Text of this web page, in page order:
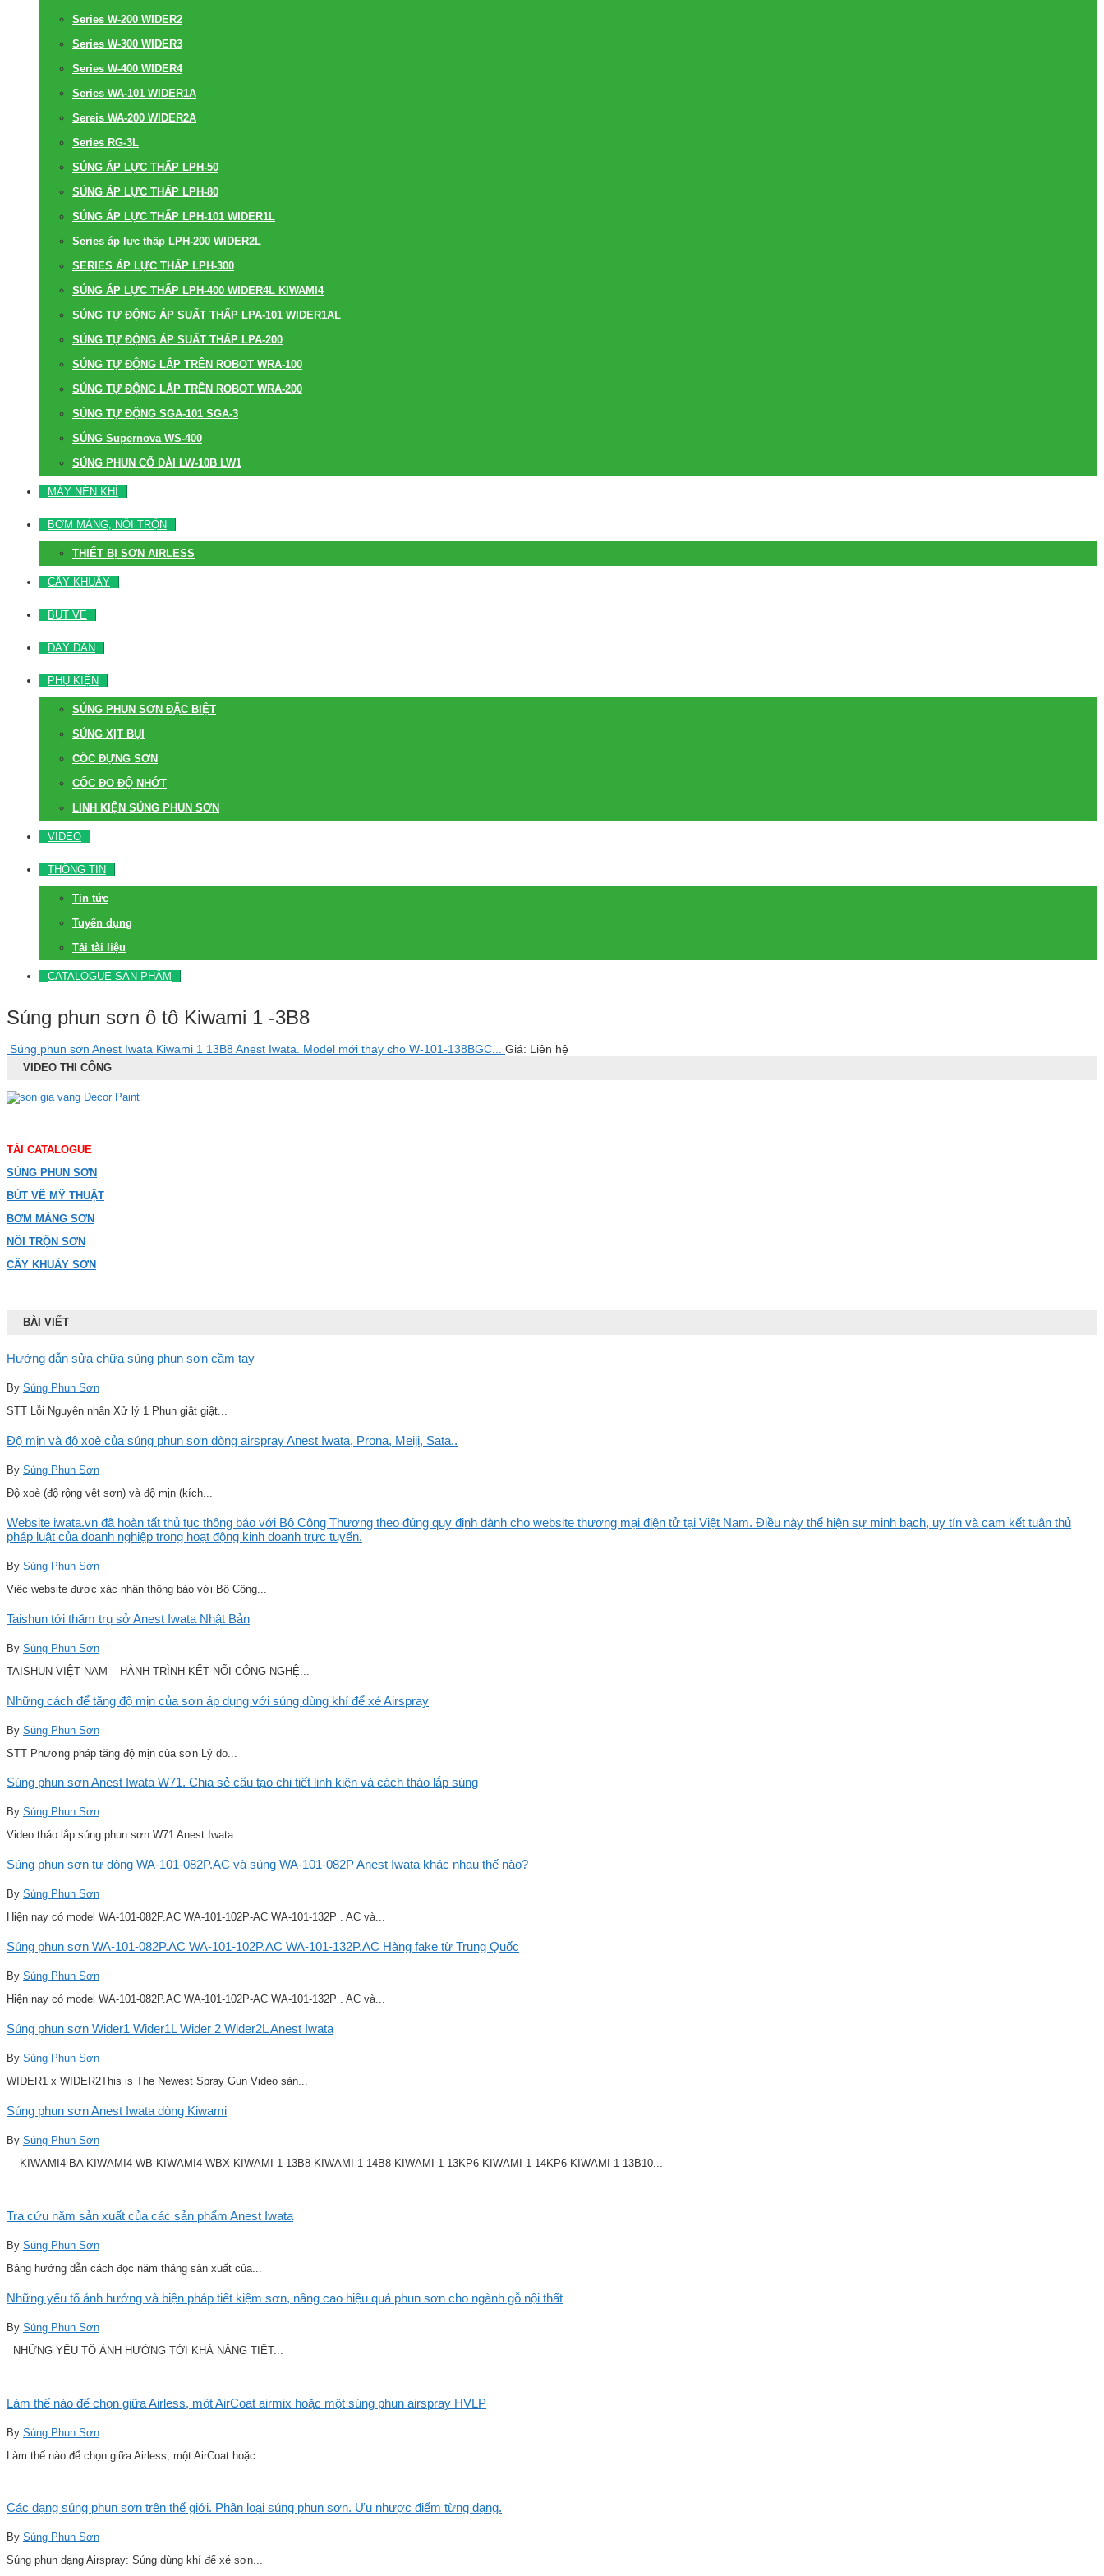
Series W-200 WIDER2
Series W-300 WIDER3
Series W-400 WIDER4
Series WA-101 WIDER1A
Sereis WA-200 WIDER2A
Series RG-3L
SÚNG ÁP LỰC THẤP LPH-50
SÚNG ÁP LỰC THẤP LPH-80
SÚNG ÁP LỰC THẤP LPH-101 WIDER1L
Series áp lực thấp LPH-200 WIDER2L
SERIES ÁP LỰC THẤP LPH-300
SÚNG ÁP LỰC THẤP LPH-400 WIDER4L KIWAMI4
SÚNG TỰ ĐỘNG ÁP SUẤT THẤP LPA-101 WIDER1AL
SÚNG TỰ ĐỘNG ÁP SUẤT THẤP LPA-200
SÚNG TỰ ĐỘNG LẮP TRÊN ROBOT WRA-100
SÚNG TỰ ĐỘNG LẮP TRÊN ROBOT WRA-200
SÚNG TỰ ĐỘNG SGA-101 SGA-3
SÚNG Supernova WS-400
SÚNG PHUN CỔ DÀI LW-10B LW1
MÁY NÉN KHÍ
BƠM MÀNG, NỒI TRỘN
THIẾT BỊ SƠN AIRLESS
CÂY KHUẤY
BÚT VẼ
DÂY DẪN
PHỤ KIỆN
SÚNG PHUN SƠN ĐẶC BIỆT
SÚNG XỊT BỤI
CỐC ĐỰNG SƠN
CỐC ĐO ĐỘ NHỚT
LINH KIỆN SÚNG PHUN SƠN
VIDEO
THÔNG TIN
Tin tức
Tuyển dụng
Tải tài liệu
CATALOGUE SẢN PHẨM
Súng phun sơn ô tô Kiwami 1 -3B8
Súng phun sơn Anest Iwata Kiwami 1 13B8 Anest Iwata. Model mới thay cho W-101-138BGC... Giá: Liên hệ
VIDEO THI CÔNG
TẢI CATALOGUE
SÚNG PHUN SƠN
BÚT VẼ MỸ THUẬT
BƠM MÀNG SƠN
NỒI TRỘN SƠN
CÂY KHUẤY SƠN
BÀI VIẾT
Hướng dẫn sửa chữa súng phun sơn cầm tay
By Súng Phun Sơn
STT Lỗi Nguyên nhân Xử lý 1 Phun giật giật...
Độ mịn và độ xoè của súng phun sơn dòng airspray Anest Iwata, Prona, Meiji, Sata..
By Súng Phun Sơn
Độ xoè (độ rộng vệt sơn) và độ mịn (kích...
Website iwata.vn đã hoàn tất thủ tục thông báo với Bộ Công Thương theo đúng quy định dành cho website thương mại điện tử tại Việt Nam. Điều này thể hiện sự minh bạch, uy tín và cam kết tuân thủ
pháp luật của doanh nghiệp trong hoạt động kinh doanh trực tuyến.
By Súng Phun Sơn
Việc website được xác nhận thông báo với Bộ Công...
Taishun tới thăm trụ sở Anest Iwata Nhật Bản
By Súng Phun Sơn
TAISHUN VIỆT NAM – HÀNH TRÌNH KẾT NỐI CÔNG NGHỆ...
Những cách để tăng độ mịn của sơn áp dụng với súng dùng khí để xé Airspray
By Súng Phun Sơn
STT Phương pháp tăng độ mịn của sơn Lý do...
Súng phun sơn Anest Iwata W71. Chia sẻ cấu tạo chi tiết linh kiện và cách tháo lắp súng
By Súng Phun Sơn
Video tháo lắp súng phun sơn W71 Anest Iwata:
Súng phun sơn tự động WA-101-082P.AC và súng WA-101-082P Anest Iwata khác nhau thế nào?
By Súng Phun Sơn
Hiện nay có model WA-101-082P.AC WA-101-102P-AC WA-101-132P . AC và...
Súng phun sơn WA-101-082P.AC WA-101-102P.AC WA-101-132P.AC Hàng fake từ Trung Quốc
By Súng Phun Sơn
Hiện nay có model WA-101-082P.AC WA-101-102P-AC WA-101-132P . AC và...
Súng phun sơn Wider1 Wider1L Wider 2 Wider2L Anest Iwata
By Súng Phun Sơn
WIDER1 x WIDER2This is The Newest Spray Gun Video sản...
Súng phun sơn Anest Iwata dòng Kiwami
By Súng Phun Sơn
KIWAMI4-BA KIWAMI4-WB KIWAMI4-WBX KIWAMI-1-13B8 KIWAMI-1-14B8 KIWAMI-1-13KP6 KIWAMI-1-14KP6 KIWAMI-1-13B10...
Tra cứu năm sản xuất của các sản phẩm Anest Iwata
By Súng Phun Sơn
Bảng hướng dẫn cách đọc năm tháng sản xuất của...
Những yếu tố ảnh hưởng và biện pháp tiết kiệm sơn, nâng cao hiệu quả phun sơn cho ngành gỗ nội thất
By Súng Phun Sơn
NHỮNG YẾU TỐ ẢNH HƯỞNG TỚI KHẢ NĂNG TIẾT...
Làm thế nào để chọn giữa Airless, một AirCoat airmix hoặc một súng phun airspray HVLP
By Súng Phun Sơn
Làm thế nào để chọn giữa Airless, một AirCoat hoặc...
Các dạng súng phun sơn trên thế giới. Phân loại súng phun sơn. Ưu nhược điểm từng dạng.
By Súng Phun Sơn
Súng phun dạng Airspray: Súng dùng khí để xé sơn...